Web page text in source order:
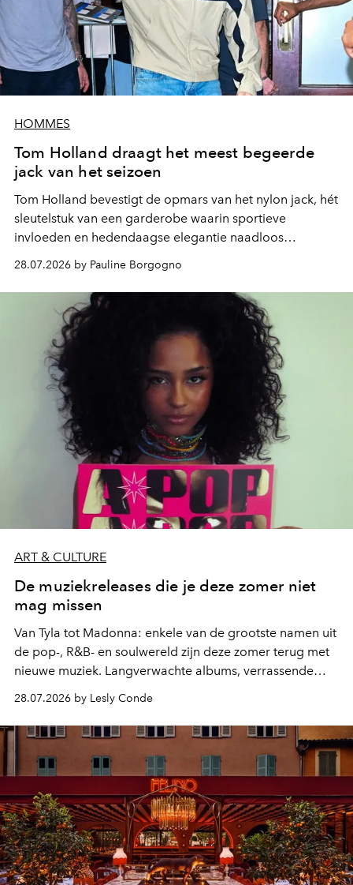
HOMMES
Tom Holland draagt het meest begeerde
jack van het seizoen
Tom Holland bevestigt de opmars van het nylon jack, hét
sleutelstuk van een garderobe waarin sportieve
invloeden en hedendaagse elegantie naadloos
samenkomen.
28.07.2026 by Pauline Borgogno
ART & CULTURE
De muziekreleases die je deze zomer niet
mag missen
Van Tyla tot Madonna: enkele van de grootste namen uit
de pop-, R&B- en soulwereld zijn deze zomer terug met
nieuwe muziek. Langverwachte albums, verrassende
comebacks en veelbelovende nieuwe projecten: dit zijn
de releases die je niet mag missen.
28.07.2026 by Lesly Conde